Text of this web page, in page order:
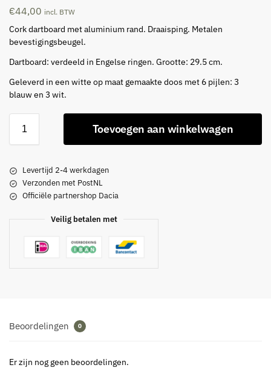
€44,00 incl. BTW
Cork dartboard met aluminium rand. Draaisping. Metalen
bevestigingsbeugel.
Dartboard: verdeeld in Engelse ringen. Grootte: 29.5 cm.
Geleverd in een witte op maat gemaakte doos met 6 pijlen: 3
blauw en 3 wit.
Toevoegen aan winkelwagen
Levertijd 2-4 werkdagen
Verzonden met PostNL
Officiële partnershop Dacia
Veilig betalen met
Beoordelingen 0
Er zijn nog geen beoordelingen.